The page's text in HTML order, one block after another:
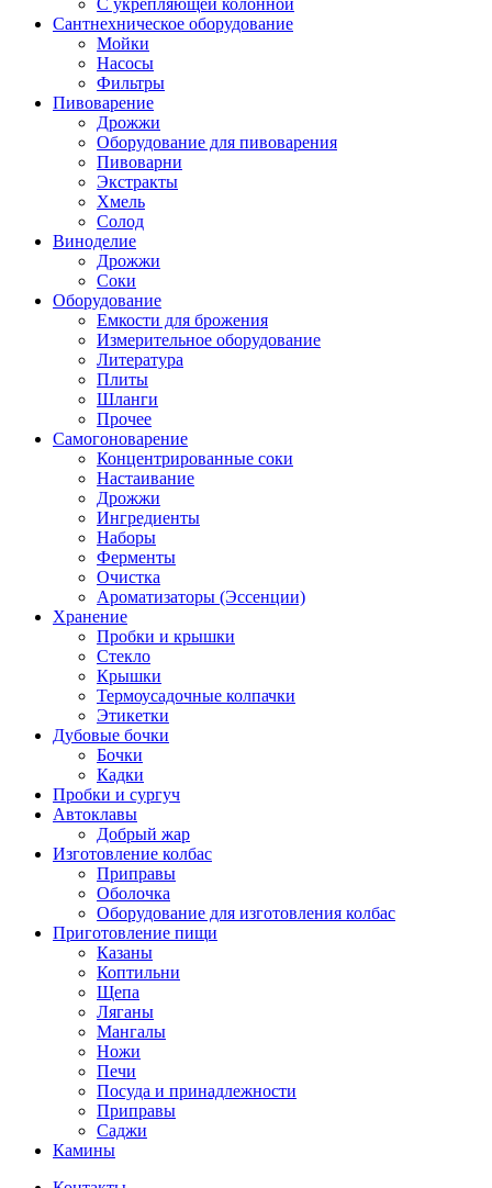
С укрепляющей колонной
Сантнехническое оборудование
Мойки
Насосы
Фильтры
Пивоварение
Дрожжи
Оборудование для пивоварения
Пивоварни
Экстракты
Хмель
Солод
Виноделие
Дрожжи
Соки
Оборудование
Емкости для брожения
Измерительное оборудование
Литература
Плиты
Шланги
Прочее
Самогоноварение
Концентрированные соки
Настаивание
Дрожжи
Ингредиенты
Наборы
Ферменты
Очистка
Ароматизаторы (Эссенции)
Хранение
Пробки и крышки
Стекло
Крышки
Термоусадочные колпачки
Этикетки
Дубовые бочки
Бочки
Кадки
Пробки и сургуч
Автоклавы
Добрый жар
Изготовление колбас
Приправы
Оболочка
Оборудование для изготовления колбас
Приготовление пищи
Казаны
Коптильни
Щепа
Ляганы
Мангалы
Ножи
Печи
Посуда и принадлежности
Приправы
Саджи
Камины